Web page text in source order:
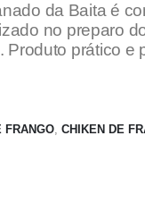
da Baita é
no preparo
prático e
FRANGO, CHIKEN DE